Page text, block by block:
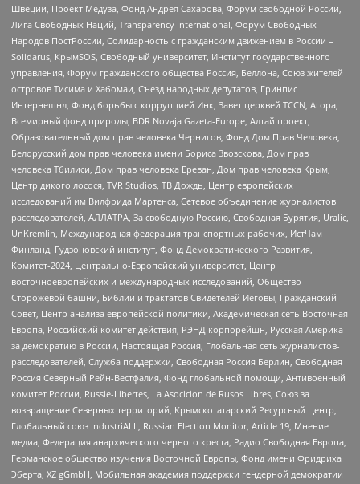
Швеции, Проект Медуза, Фонд Андрея Сахарова, Форум свободной России,
Лига Свободных Наций, Transparеncy International, Форум Свободных
Народов ПостРоссии, Солидарность с гражданским движением в России –
Solidarus, КрымSOS, Свободный университет, Институт государственного
управления, Форум гражданского общества Россия, Беллона, Союз жителей
островов Тисима и Хабомаи, Съезд народных депутатов, Гринпис
Интернешнл, Фонд борьбы с коррупцией Инк, Завет церквей TCCN, Агора,
Всемирный фонд природы, BDR Novaja Gazeta-Europe, Алтай проект,
Образовательный дом прав человека Чернигов, Фонд Дом Прав Человека,
Белорусский дом прав человека имени Бориса Звозскова, Дом прав
человека Тбилиси, Дом прав человека Ереван, Дом прав человека Крым,
Центр дикого лосося, TVR Studios, ТВ Дождь, Центр европейских
исследований им Вилфрида Мартенса, Сетевое объединение журналистов
расследователей, АЛЛАТРА, За свободную Россию, Свободная Бурятия, Uralic,
UnKremlin, Международная федерация транспортных рабочих, ИстЧам
Финланд, Гудзоновский институт, Фонд Демократического Развития,
Комитет-2024, Центрально-Европейский университет, Центр
восточноевропейских и международных исследований, Общество
Сторожевой башни, Библии и трактатов Свидетелей Иеговы, Гражданский
Совет, Центр анализа европейской политики, Академическая сеть Восточная
Европа, Российский комитет действия, РЭНД корпорейшн, Русская Америка
за демократию в России, Настоящая Россия, Глобальная сеть журналистов-
расследователей, Служба поддержки, Свободная Россия Берлин, Свободная
Россия Северный Рейн-Вестфалия, Фонд глобальной помощи, Антивоенный
комитет России, Russie-Libertes, La Asocicion de Rusos Libres, Союз за
возвращение Северных территорий, Крымскотатарский Ресурсный Центр,
Глобальный союз IndustriALL, Russian Election Monitor, Article 19, Мнение
медиа, Федерация анархического черного креста, Радио Свободная Европа,
Германское общество изучения Восточной Европы, Фонд имени Фридриха
Эберта, XZ gGmbH, Мобильная академия поддержки гендерной демократии